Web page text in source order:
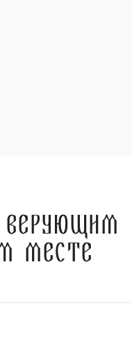
месте